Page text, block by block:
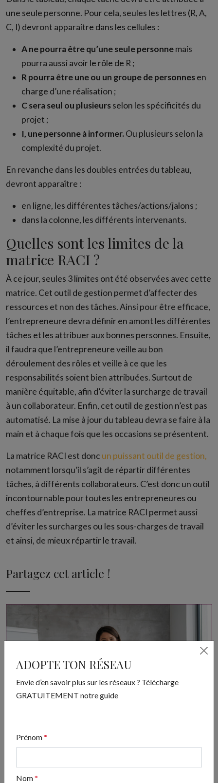
ADOPTE TON RÉSEAU
Envie d’en savoir plus sur les réseaux ? Télécharge
GRATUITEMENT notre guide
Prénom*
Nom*
une seule personne. Pour cela, seules les lettres (R, A,
C, I) devront apparaitre dans les cellules :
A ne pourra être qu’une seule personnemais
pourra aussi avoir le rôle de R ;
R pourra être une ou un groupe de personnesen
charge d’une réalisation ;
C sera seul ou plusieursselon les spécificités du
projet ;
I, une personne à informer. Ou plusieurs selon la
complexité du projet.
En revanche dans les doubles entrées du tableau,
devront apparaître :
en ligne, les différentes tâches/actions/jalons ;
dans la colonne, les différents intervenants.
Quelles sont les limites de la
matrice RACI ?
À ce jour, seules 3 limites ont été observées avec cette
matrice. Cet outil de gestion permet d’affecter des
ressources et non des tâches. Ainsi pour être efficace,
l’entrepreneure devra définir en amont les différentes
tâches et les attribuer aux bonnes personnes. Ensuite,
il faudra que l’entrepreneure veille au bon
déroulement des rôles et veille à ce que les
responsabilités soient bien attribuées. Surtout de
manière équitable, afin d’éviter la surcharge de travail
à un collaborateur. Enfin, cet outil de gestion n’est pas
automatisé. La mise à jour du tableau devra se faire à la
main et à chaque fois que les occasions se présentent.
La matrice RACI est donc un puissant outil de gestion,
notamment lorsqu’il s’agit de répartir différentes
tâches, à différents collaborateurs. C’est donc un outil
incontournable pour toutes les entrepreneures ou
cheffes d’entreprise. La matrice RACI permet aussi
d’éviter les surcharges ou les sous-charges de travail
et ainsi, de mieux répartir le travail.
Partagez cet article !